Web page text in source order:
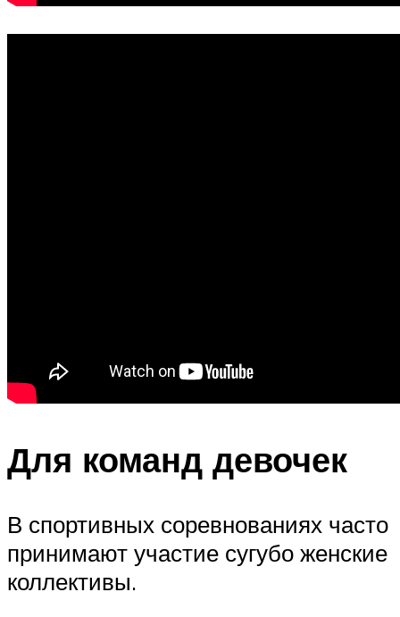
Для команд девочек
В спортивных соревнованиях часто
принимают участие сугубо женские
коллективы.